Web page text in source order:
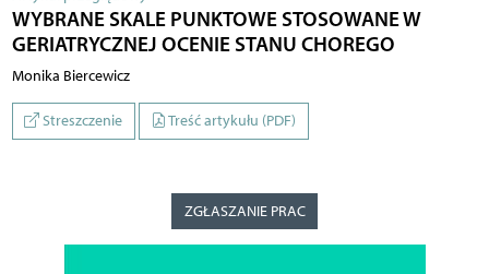
WYBRANE SKALE PUNKTOWE STOSOWANE W
GERIATRYCZNEJ OCENIE STANU CHOREGO
Monika Biercewicz
Streszczenie Treść artykułu (PDF)
ZGŁASZANIE PRAC